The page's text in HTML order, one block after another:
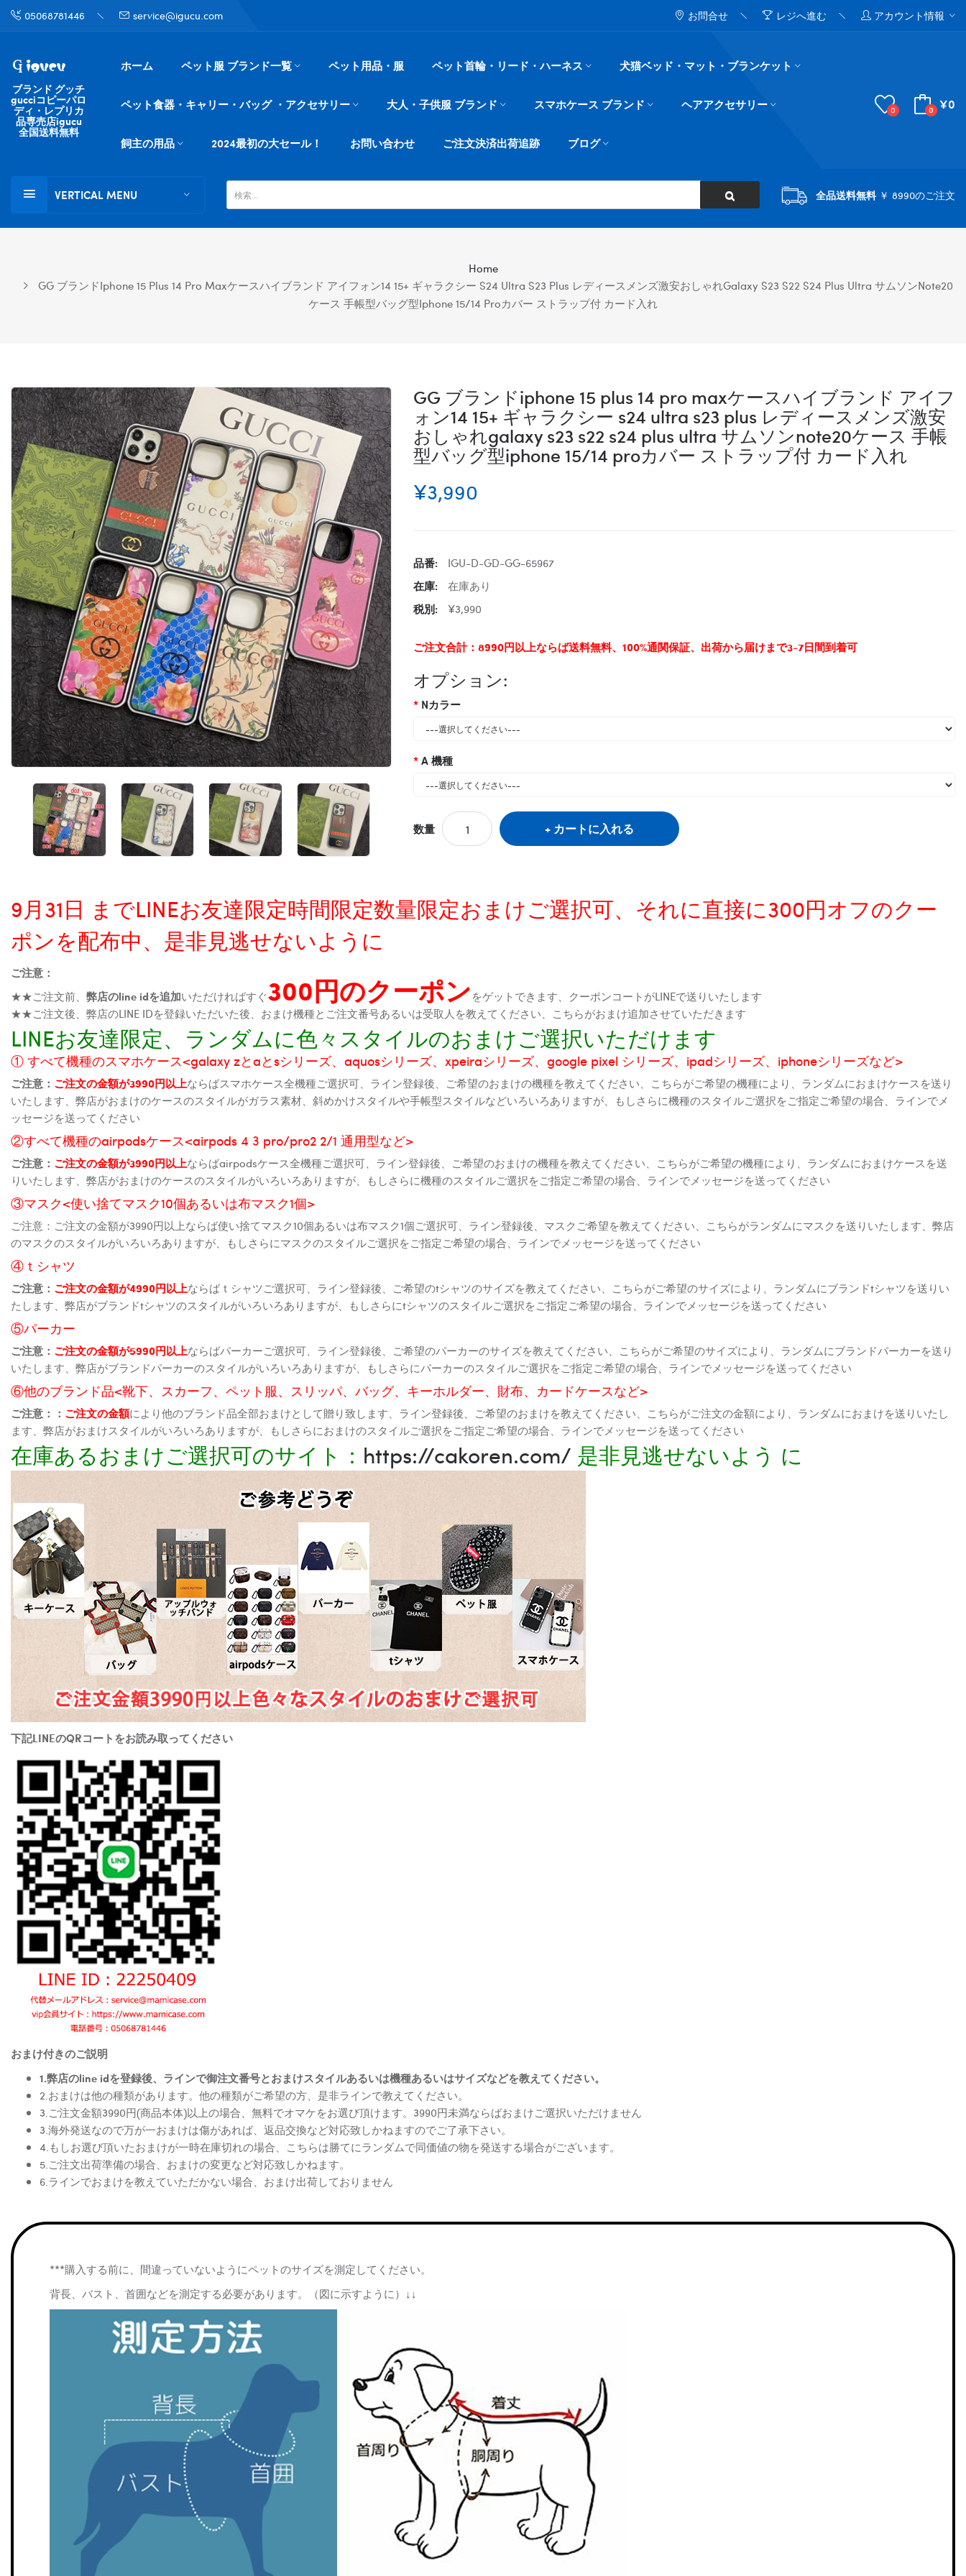
05068781446 service@igucu.com お問合せ レジへ進む アカウント情報
ブランド グッチ
gucciコピーパロ
ディ・レプリカ
品専売店igucu
全国送料無料
ホーム ペット服 ブランド一覧 ペット用品・服 ペット首輪・リード・ハーネス 犬猫ベッド・マット・ブランケット
ペット食器・キャリー・バッグ ・アクセサリー 大人・子供服 ブランド スマホケース ブランド ヘアアクセサリー
飼主の用品 2024最初の大セール！ お問い合わせ ご注文決済出荷追跡 ブログ
0 0 ¥0
VERTICAL MENU 全品送料無料￥ 8990のご注文
Home
GG ブランドiphone 15 Plus 14 Pro Maxケースハイブランド アイフォン14 15+ ギャラクシー S24 Ultra S23 Plus レディースメンズ激安おしゃれgalaxy S23 S22 S24 Plus Ultra サムソンnote20
ケース 手帳型バッグ型iphone 15/14 Proカバー ストラップ付 カード入れ
GG ブランドiphone 15 plus 14 pro maxケースハイブランド アイフ
ォン14 15+ ギャラクシー s24 ultra s23 plus レディースメンズ激安
おしゃれgalaxy s23 s22 s24 plus ultra サムソンnote20ケース 手帳
型バッグ型iphone 15/14 proカバー ストラップ付 カード入れ
¥3,990
品番:
IGU-D-GD-GG-65967
在庫:
在庫あり
税別:
¥3,990
ご注文合計：8990円以上ならば送料無料、100%通関保証、出荷から届けまで3-7日間到着可
オプション:
Nカラー
A 機種
数量 カートに入れる
9月31日 までLINEお友達限定時間限定数量限定おまけご選択可、それに直接に300円オフのクー
ポンを配布中、是非見逃せないように
ご注意：
★★ご注文前、 弊店のline idを追加いただければすぐ300円のクーポンをゲットできます、クーポンコートがLINEで送りいたします
★★ご注文後、弊店のLINE IDを登録いただいた後、おまけ機種とご注文番号あるいは受取人を教えてください、こちらがおまけ追加させていただきます
LINEお友達限定、ランダムに色々スタイルのおまけご選択いただけます
① すべて機種のスマホケース<galaxy zとaとsシリーズ、aquosシリーズ、xpeiraシリーズ、google pixel シリーズ、ipadシリーズ、iphoneシリーズなど>
ご注意： ご注文の金額が3990円以上ならばスマホケース全機種ご選択可、ライン登録後、ご希望のおまけの機種を教えてください、こちらがご希望の機種により、ランダムにおまけケースを送り
いたします、弊店がおまけのケースのスタイルがガラス素材、斜めかけスタイルや手帳型スタイルなどいろいろありますが、もしさらに機種のスタイルご選択をご指定ご希望の場合、ラインでメ
ッセージを送ってください
②すべて機種のairpodsケース<airpods 4 3 pro/pro2 2/1 通用型など>
ご注意： ご注文の金額が3990円以上ならばairpodsケース全機種ご選択可、ライン登録後、ご希望のおまけの機種を教えてください、こちらがご希望の機種により、ランダムにおまけケースを送
りいたします、弊店がおまけのケースのスタイルがいろいろありますが、もしさらに機種のスタイルご選択をご指定ご希望の場合、ラインでメッセージを送ってください
③マスク<使い捨てマスク10個あるいは布マスク1個>
ご注意：ご注文の金額が3990円以上ならば使い捨てマスク10個あるいは布マスク1個ご選択可、ライン登録後、マスクご希望を教えてください、こちらがランダムにマスクを送りいたします、弊店
のマスクのスタイルがいろいろありますが、もしさらにマスクのスタイルご選択をご指定ご希望の場合、ラインでメッセージを送ってください
④ｔシャツ
ご注意： ご注文の金額が4990円以上ならばｔシャツご選択可、ライン登録後、ご希望のtシャツのサイズを教えてください、こちらがご希望のサイズにより、ランダムにブランドtシャツを送りい
たします、弊店がブランドtシャツのスタイルがいろいろありますが、もしさらにtシャツのスタイルご選択をご指定ご希望の場合、ラインでメッセージを送ってください
⑤パーカー
ご注意： ご注文の金額が5990円以上ならばパーカーご選択可、ライン登録後、ご希望のパーカーのサイズを教えてください、こちらがご希望のサイズにより、ランダムにブランドパーカーを送り
いたします、弊店がブランドパーカーのスタイルがいろいろありますが、もしさらにパーカーのスタイルご選択をご指定ご希望の場合、ラインでメッセージを送ってください
⑥他のブランド品<靴下、スカーフ、ペット服、スリッパ、バッグ、キーホルダー、財布、カードケースなど>
ご注意：： ご注文の金額により他のブランド品全部おまけとして贈り致します、ライン登録後、ご希望のおまけを教えてください、こちらがご注文の金額により、ランダムにおまけを送りいたし
ます、弊店がおまけスタイルがいろいろありますが、もしさらにおまけのスタイルご選択をご指定ご希望の場合、ラインでメッセージを送ってください
在庫あるおまけご選択可のサイト： https://cakoren.com/ 是非見逃せないよう に
下記LINEのQRコートをお読み取ってください
おまけ付きのご説明
1.弊店のline idを登録後、ラインで御注文番号とおまけスタイルあるいは機種あるいはサイズなどを教えてください。
2.おまけは他の種類があります。他の種類がご希望の方、是非ラインで教えてください。
3.ご注文金額3990円(商品本体)以上の場合、無料でオマケをお選び頂けます。3990円未満ならばおまけご選択いただけません
3.海外発送なので万が一おまけは傷があれば、返品交換など対応致しかねますのでご了承下さい。
4.もしお選び頂いたおまけが一時在庫切れの場合、こちらは勝てにランダムで同価値の物を発送する場合がございます。
5.ご注文出荷準備の場合、おまけの変更など対応致しかねます。
6.ラインでおまけを教えていただかない場合、おまけ出荷しておりません
***購入する前に、間違っていないようにペットのサイズを測定してください。
背長、バスト、首囲などを測定する必要があります。（図に示すように）↓↓